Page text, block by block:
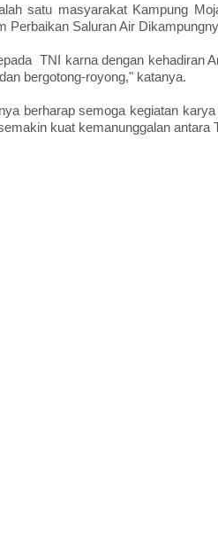
satu masyarakat Kampung
Perbaikan Saluran Air
TNI karna dengan kehadiran
bergotong-royong," katanya.
berharap semoga kegiatan
kuat kemanunggalan antara